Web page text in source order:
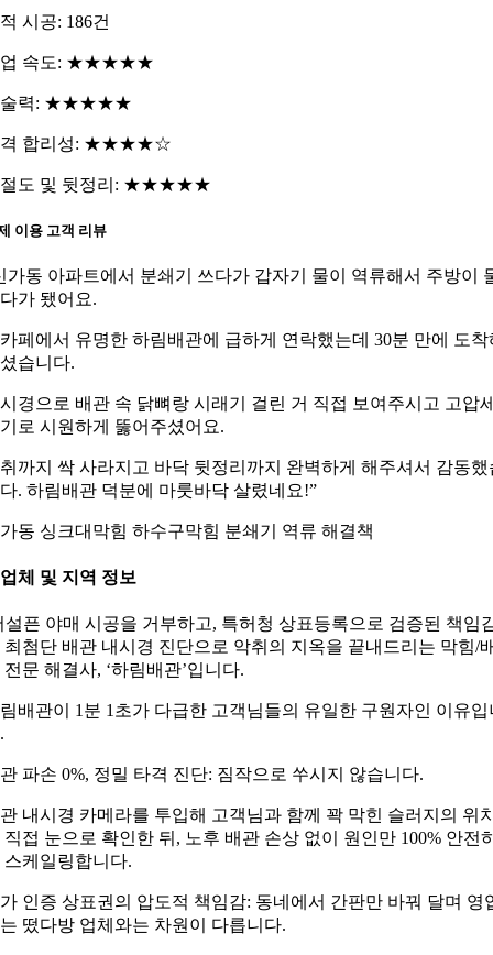
시공: 186건
업 속도: ★★★★★
술력: ★★★★★
격 합리성: ★★★★☆
도 및 뒷정리: ★★★★★
이용 고객 리뷰
가동 아파트에서 분쇄기 쓰다가 갑자기 물이 역류해서 주방이
가 됐어요.
페에서 유명한 하림배관에 급하게 연락했는데 30분 만에 도착
습니다.
경으로 배관 속 닭뼈랑 시래기 걸린 거 직접 보여주시고 고압
로 시원하게 뚫어주셨어요.
까지 싹 사라지고 바닥 뒷정리까지 완벽하게 해주셔서 감동했
. 하림배관 덕분에 마룻바닥 살렸네요!”
동 싱크대막힘 하수구막힘 분쇄기 역류 해결책
체 및 지역 정보
설픈 야매 시공을 거부하고, 특허청 상표등록으로 검증된 책임
최첨단 배관 내시경 진단으로 악취의 지옥을 끝내드리는 막힘/
전문 해결사, ‘하림배관’입니다.
배관이 1분 1초가 다급한 고객님들의 유일한 구원자인 이유입
파손 0%, 정밀 타격 진단: 짐작으로 쑤시지 않습니다.
내시경 카메라를 투입해 고객님과 함께 꽉 막힌 슬러지의 위
직접 눈으로 확인한 뒤, 노후 배관 손상 없이 원인만 100% 안전
스케일링합니다.
인증 상표권의 압도적 책임감: 동네에서 간판만 바꿔 달며 영
떴다방 업체와는 차원이 다릅니다.